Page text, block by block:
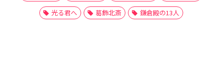
光る君へ
葛飾北斎 鎌倉殿の13人